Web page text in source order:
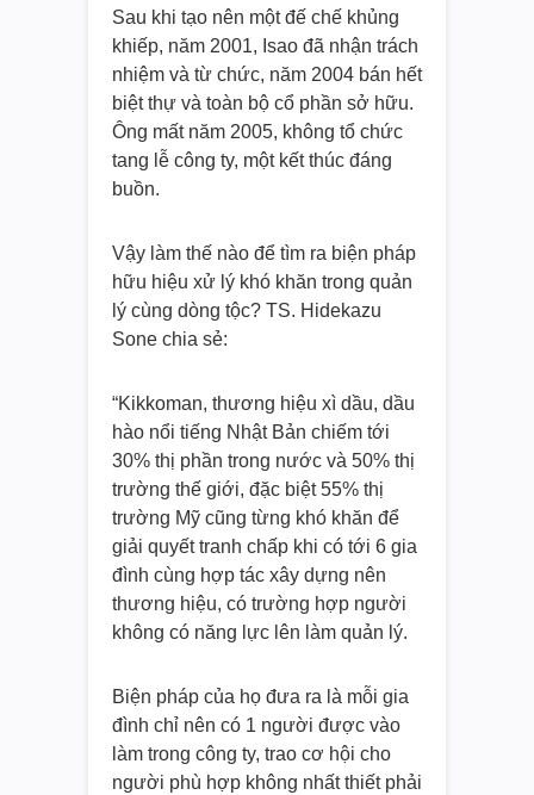
Sau khi tạo nên một đế chế khủng
khiếp, năm 2001, Isao đã nhận trách
nhiệm và từ chức, năm 2004 bán hết
biệt thự và toàn bộ cổ phần sở hữu.
Ông mất năm 2005, không tổ chức
tang lễ công ty, một kết thúc đáng
buồn.
Vậy làm thế nào để tìm ra biện pháp
hữu hiệu xử lý khó khăn trong quản
lý cùng dòng tộc? TS. Hidekazu
Sone chia sẻ:
“Kikkoman, thương hiệu xì dầu, dầu
hào nổi tiếng Nhật Bản chiếm tới
30% thị phần trong nước và 50% thị
trường thế giới, đặc biệt 55% thị
trường Mỹ cũng từng khó khăn để
giải quyết tranh chấp khi có tới 6 gia
đình cùng hợp tác xây dựng nên
thương hiệu, có trường hợp người
không có năng lực lên làm quản lý.
Biện pháp của họ đưa ra là mỗi gia
đình chỉ nên có 1 người được vào
làm trong công ty, trao cơ hội cho
người phù hợp không nhất thiết phải